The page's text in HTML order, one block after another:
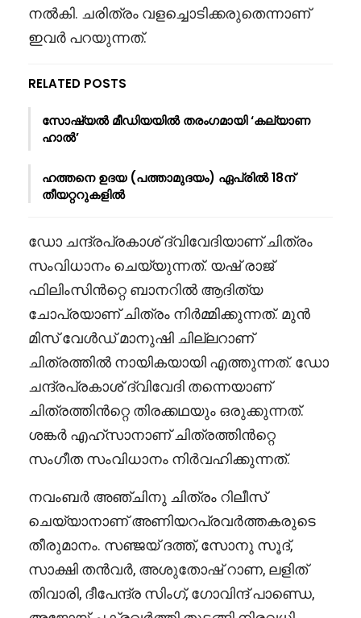
നൽകി. ചരിത്രം വളച്ചൊടിക്കരുതെന്നാണ്
ഇവർ പറയുന്നത്.
RELATED POSTS
സോഷ്യൽ മീഡിയയിൽ തരംഗമായി ‘കല്യാണ
ഹാൽ’
ഹത്തനെ ഉദയ (പത്താമുദയം) ഏപ്രിൽ 18ന്
തീയറ്ററുകളിൽ
ഡോ ചന്ദ്രപ്രകാശ് ദ്വിവേദിയാണ് ചിത്രം
സംവിധാനം ചെയ്യുന്നത്. യഷ് രാജ്
ഫിലിംസിൻറ്റെ ബാനറിൽ ആദിത്യ
ചോപ്രയാണ് ചിത്രം നിർമ്മിക്കുന്നത്. മുൻ
മിസ് വേൾഡ് മാനുഷി ചില്ലറാണ്
ചിത്രത്തിൽ നായികയായി എത്തുന്നത്. ഡോ
ചന്ദ്രപ്രകാശ് ദ്വിവേദി തന്നെയാണ്
ചിത്രത്തിൻറ്റെ തിരക്കഥയും ഒരുക്കുന്നത്.
ശങ്കർ എഹ്സാനാണ് ചിത്രത്തിൻറ്റെ
സംഗീത സംവിധാനം നിർവഹിക്കുന്നത്.
നവംബർ അഞ്ചിനു ചിത്രം റിലീസ്
ചെയ്യാനാണ് അണിയറപ്രവർത്തകരുടെ
തീരുമാനം. സഞ്ജയ് ദത്ത്, സോനു സൂദ്,
സാക്ഷി തൻവർ, അശുതോഷ് റാണ, ലളിത്
തിവാരി, ദീപേന്ദ്ര സിംഗ്, ഗോവിന്ദ് പാണ്ഡെ,